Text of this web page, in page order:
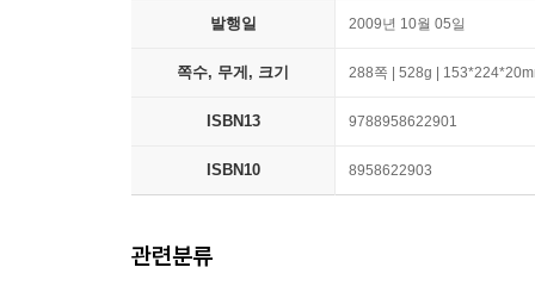
발행일 2009년 10월 05일
쪽수, 무게, 크기 288쪽 | 528g |
ISBN13 9788958622901
ISBN10 8958622903
관련분류